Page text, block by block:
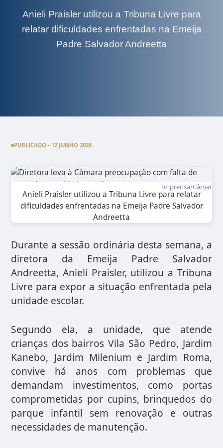
Anieli Praisler utilizou a Tribuna Livre para
relatar dificuldades enfrentadas na Emeija
Padre Salvador Andreetta
PUBLICADO - 12 JUNHO 2026
Imprensa/Câmara
Anieli Praisler utilizou a Tribuna Livre para relatar
dificuldades enfrentadas na Emeija Padre Salvador
Andreetta
Durante a sessão ordinária desta semana, a
diretora da Emeija Padre Salvador
Andreetta, Anieli Praisler, utilizou a Tribuna
Livre para expor a situação enfrentada pela
unidade escolar.
Segundo ela, a unidade, que atende
crianças dos bairros Vila São Pedro, Jardim
Kanebo, Jardim Milenium e Jardim Roma,
convive há anos com problemas que
demandam investimentos, como portas
comprometidas por cupins, brinquedos do
parque infantil sem renovação e outras
necessidades de manutenção.